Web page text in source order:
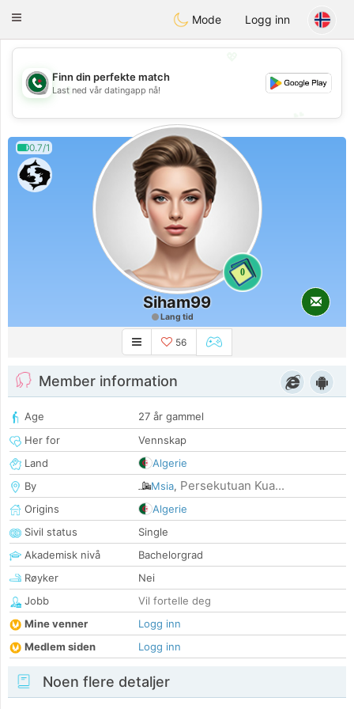
Weshrak
Toggle
Mode Logg inn
💖
💕
Finn din perfekte match
Last ned vår datingapp nå!
0.7/1
0
Siham99
Lang tid
56
Member information
Age
27 år gammel
Her for
Vennskap
Land
Algerie
By
Msia, Persekutuan Kua...
Origins
Algerie
Sivil status
Single
Akademisk nivå
Bachelorgrad
Røyker
Nei
Jobb
Vil fortelle deg
Mine venner
Logg inn
Medlem siden
Logg inn
Noen flere detaljer